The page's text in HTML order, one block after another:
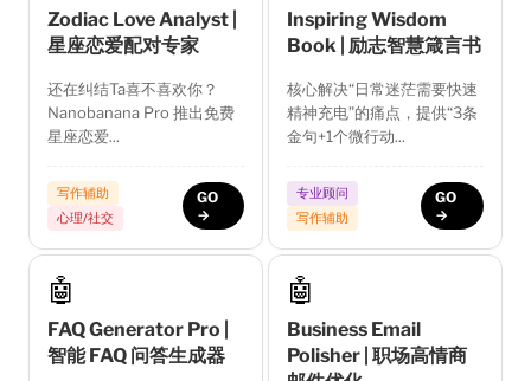
Zodiac Love Analyst |
星座恋爱配对专家
还在纠结Ta喜不喜欢你？
Nanobanana Pro 推出免费
星座恋爱...
写作辅助
心理/社交
GO
→
Inspiring Wisdom
Book | 励志智慧箴言书
核心解决“日常迷茫需要快速
精神充电”的痛点，提供“3条
金句+1个微行动...
专业顾问
写作辅助
GO
→
🤖
FAQ Generator Pro |
智能 FAQ 问答生成器
🤖
Business Email
Polisher | 职场高情商